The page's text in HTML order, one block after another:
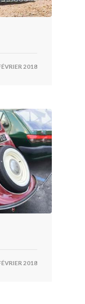
2018
2018